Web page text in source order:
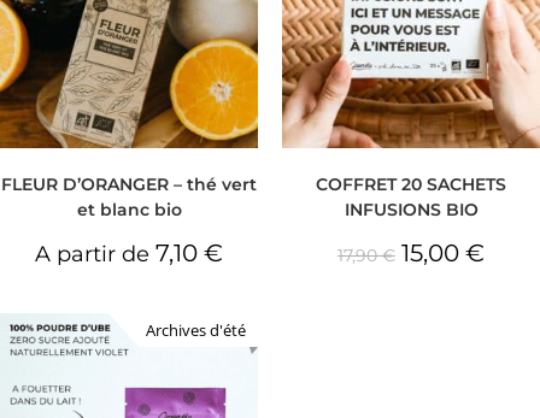
FLEUR D’ORANGER – thé vert
et blanc bio
A partir de 7,10 €
COFFRET 20 SACHETS
INFUSIONS BIO
17,90€ 15,00 €
Archives d'été